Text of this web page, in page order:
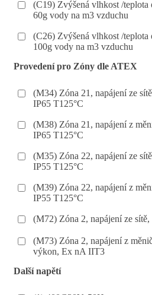
(C19) Zvýšená vlhkost /teplota
60g vody na m3 vzduchu
(C26) Zvýšená vlhkost /teplota
100g vody na m3 vzduchu
Provedení pro Zóny dle ATEX
(M34) Zóna 21, napájení ze
IP65 T125°C
(M38) Zóna 21, napájení z
IP65 T125°C
(M35) Zóna 22, napájení ze
IP55 T125°C
(M39) Zóna 22, napájení z
IP55 T125°C
(M72) Zóna 2, napájení ze
(M73) Zóna 2, napájení z
výkon, Ex nA IIT3
Další napětí